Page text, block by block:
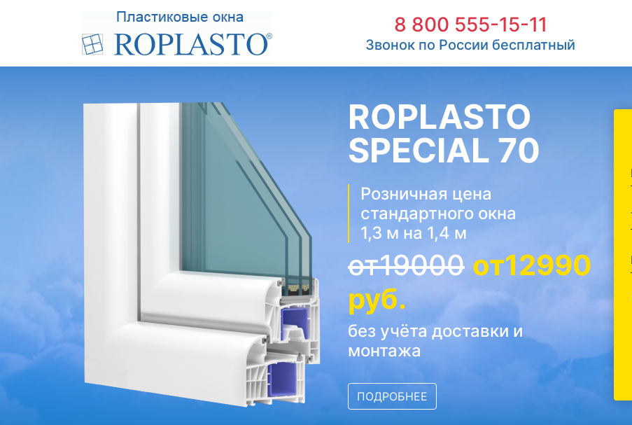
8 800 555-15-11
Звонок по России бесплатный
ROPLASTO
SPECIAL 70
Розничная цена
стандартного окна
1,3 м на 1,4 м
от19000 от12990
руб.
без учёта доставки и
монтажа
ПОДРОБНЕЕ